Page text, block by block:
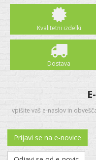
Kvalitetni izdelki
Dostava
vpišite vaš e-naslov in
Prijavi se na e-novice